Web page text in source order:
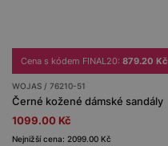
Cena s kódem FINAL20: 879.20 Kč
WOJAS / 76210-51
Černé kožené dámské sandály
1099.00 Kč
Nejnižší cena: 2099.00 Kč